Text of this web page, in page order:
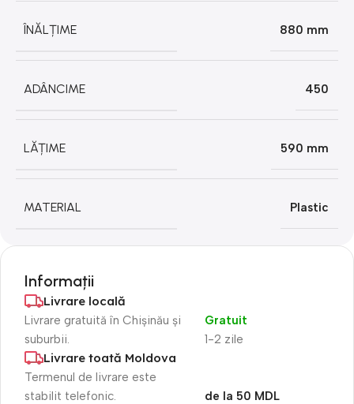
ÎNĂLȚIME 880 mm
ADÂNCIME 450
LĂȚIME 590 mm
MATERIAL Plastic
Informații
Livrare locală
Livrare gratuită în Chișinău și
suburbii.
1-2 zile
Gratuit
Livrare toată Moldova
Termenul de livrare este
stabilit telefonic.
de la 50 MDL